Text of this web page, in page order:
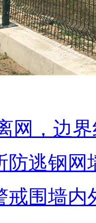
网，边
防逃钢网
戒围墙内